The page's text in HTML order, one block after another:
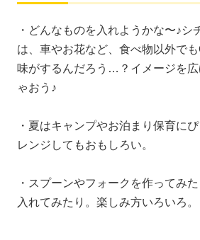
・どんなものを入れようかな〜♪シ
は、車やお花など、食べ物以外で
味がするんだろう…？イメージを
ゃおう♪
・夏はキャンプやお泊まり保育に
レンジしてもおもしろい。
・スプーンやフォークを作ってみ
入れてみたり。楽しみ方いろいろ。